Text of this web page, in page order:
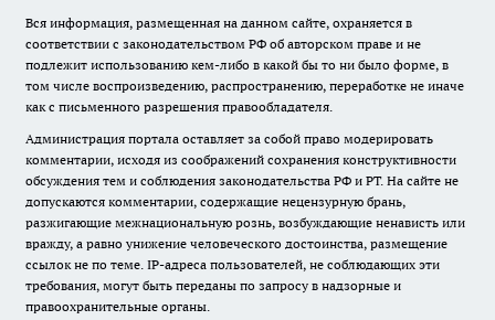
Вся информация, размещенная на данном сайте, охраняется в
соответствии с законодательством РФ об авторском праве и не
подлежит использованию кем-либо в какой бы то ни было форме, в
том числе воспроизведению, распространению, переработке не иначе
как с письменного разрешения правообладателя.
Администрация портала оставляет за собой право модерировать
комментарии, исходя из соображений сохранения конструктивности
обсуждения тем и соблюдения законодательства РФ и РТ. На сайте не
допускаются комментарии, содержащие нецензурную брань,
разжигающие межнациональную рознь, возбуждающие ненависть или
вражду, а равно унижение человеческого достоинства, размещение
ссылок не по теме. IP-адреса пользователей, не соблюдающих эти
требования, могут быть переданы по запросу в надзорные и
правоохранительные органы.